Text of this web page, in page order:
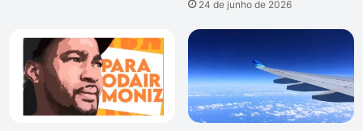
24 de junho de 2026